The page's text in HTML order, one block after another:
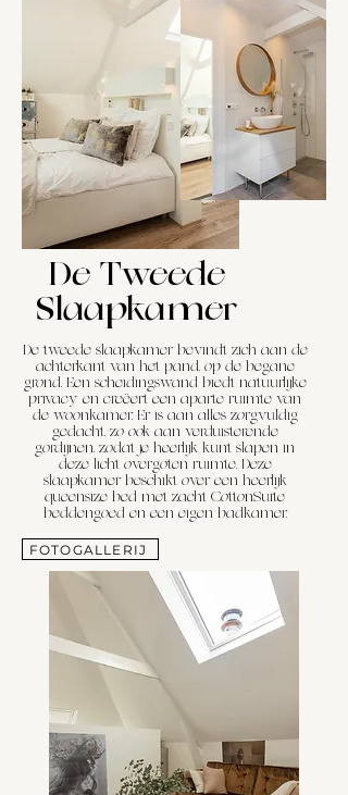
De Tweede
Slaapkamer
De tweede slaapkamer bevindt zich aan de
achterkant van het pand, op de begane
grond. Een scheidingswand biedt natuurlijke
privacy en creëert een aparte ruimte van
de woonkamer. Er is aan alles zorgvuldig
gedacht, zo ook aan verduisterende
gordijnen, zodat je heerlijk kunt slapen in
deze licht overgoten ruimte. Deze
slaapkamer beschikt over een heerlijk
queensize bed met zacht CottonSuite
beddengoed en een eigen badkamer.
FOTOGALLERIJ